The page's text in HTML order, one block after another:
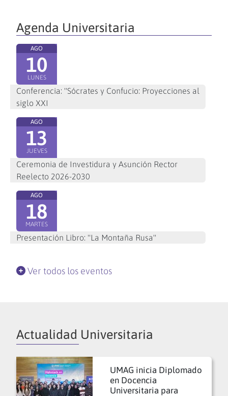
Agenda Universitaria
AGO
10
LUNES
Conferencia: "Sócrates y Confucio: Proyecciones al
siglo XXI
AGO
13
JUEVES
Ceremonia de Investidura y Asunción Rector
Reelecto 2026-2030
AGO
18
MARTES
Presentación Libro: "La Montaña Rusa"
Ver todos los eventos
Actualidad Universitaria
UMAG inicia Diplomado
en Docencia
Universitaria para